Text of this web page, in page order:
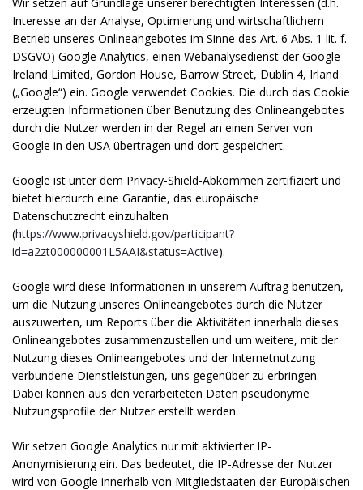
Interesse an der Analyse, Optimierung und wirtschaftlichem
Betrieb unseres Onlineangebotes im Sinne des Art. 6 Abs. 1 lit. f.
DSGVO) Google Analytics, einen Webanalysedienst der Google
Ireland Limited, Gordon House, Barrow Street, Dublin 4, Irland
(„Google“) ein. Google verwendet Cookies. Die durch das Cookie
erzeugten Informationen über Benutzung des Onlineangebotes
durch die Nutzer werden in der Regel an einen Server von
Google in den USA übertragen und dort gespeichert.
Google ist unter dem Privacy-Shield-Abkommen zertifiziert und
bietet hierdurch eine Garantie, das europäische
Datenschutzrecht einzuhalten
(https://www.privacyshield.gov/participant?
id=a2zt000000001L5AAI&status=Active).
Google wird diese Informationen in unserem Auftrag benutzen,
um die Nutzung unseres Onlineangebotes durch die Nutzer
auszuwerten, um Reports über die Aktivitäten innerhalb dieses
Onlineangebotes zusammenzustellen und um weitere, mit der
Nutzung dieses Onlineangebotes und der Internetnutzung
verbundene Dienstleistungen, uns gegenüber zu erbringen.
Dabei können aus den verarbeiteten Daten pseudonyme
Nutzungsprofile der Nutzer erstellt werden.
Wir setzen Google Analytics nur mit aktivierter IP-
Anonymisierung ein. Das bedeutet, die IP-Adresse der Nutzer
wird von Google innerhalb von Mitgliedstaaten der Europäischen